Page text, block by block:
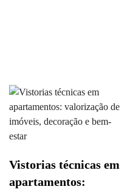
Vistorias técnicas em
apartamentos: